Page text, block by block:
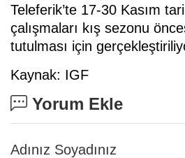
Teleferik’te 17-30 Kasım
çalışmaları kış sezonu
tutulması için
Kaynak: IGF
Yorum Ekle
Adınız Soyadınız